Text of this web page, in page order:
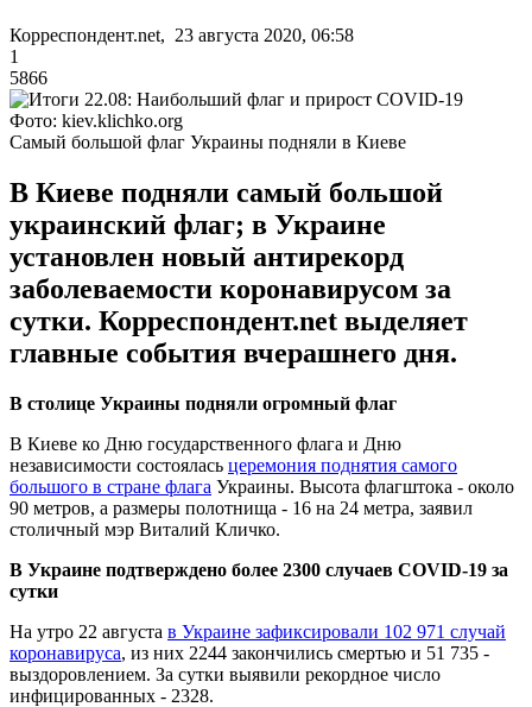
Корреспондент.net, 23 августа 2020, 06:58
1
5866
Фото: kiev.klichko.org
Самый большой флаг Украины подняли в Киеве
В Киеве подняли самый большой
украинский флаг; в Украине
установлен новый антирекорд
заболеваемости коронавирусом за
сутки. Корреспондент.net выделяет
главные события вчерашнего дня.
В столице Украины подняли огромный флаг
В Киеве ко Дню государственного флага и Дню
независимости состоялась церемония поднятия самого
большого в стране флага Украины. Высота флагштока - около
90 метров, а размеры полотнища - 16 на 24 метра, заявил
столичный мэр Виталий Кличко.
В Украине подтверждено более 2300 случаев COVID-19 за
сутки
На утро 22 августа в Украине зафиксировали 102 971 случай
коронавируса, из них 2244 закончились смертью и 51 735 -
выздоровлением. За сутки выявили рекордное число
инфицированных - 2328.